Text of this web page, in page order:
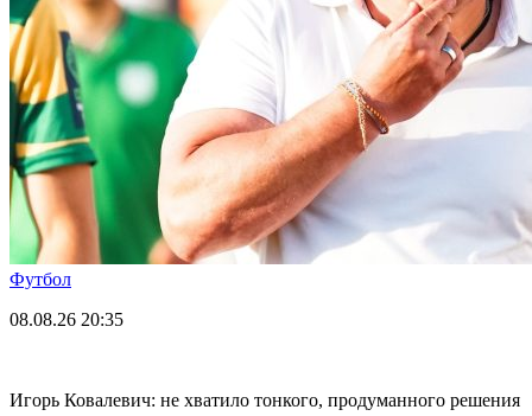
Футбол
08.08.26 20:35
Игорь Ковалевич: не хватило тонкого, продуманного решения